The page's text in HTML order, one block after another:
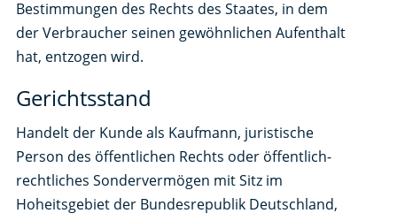
Bestimmungen des Rechts des Staates, in dem
der Verbraucher seinen gewöhnlichen Aufenthalt
hat, entzogen wird.
Gerichtsstand
Handelt der Kunde als Kaufmann, juristische
Person des öffentlichen Rechts oder öffentlich-
rechtliches Sondervermögen mit Sitz im
Hoheitsgebiet der Bundesrepublik Deutschland,